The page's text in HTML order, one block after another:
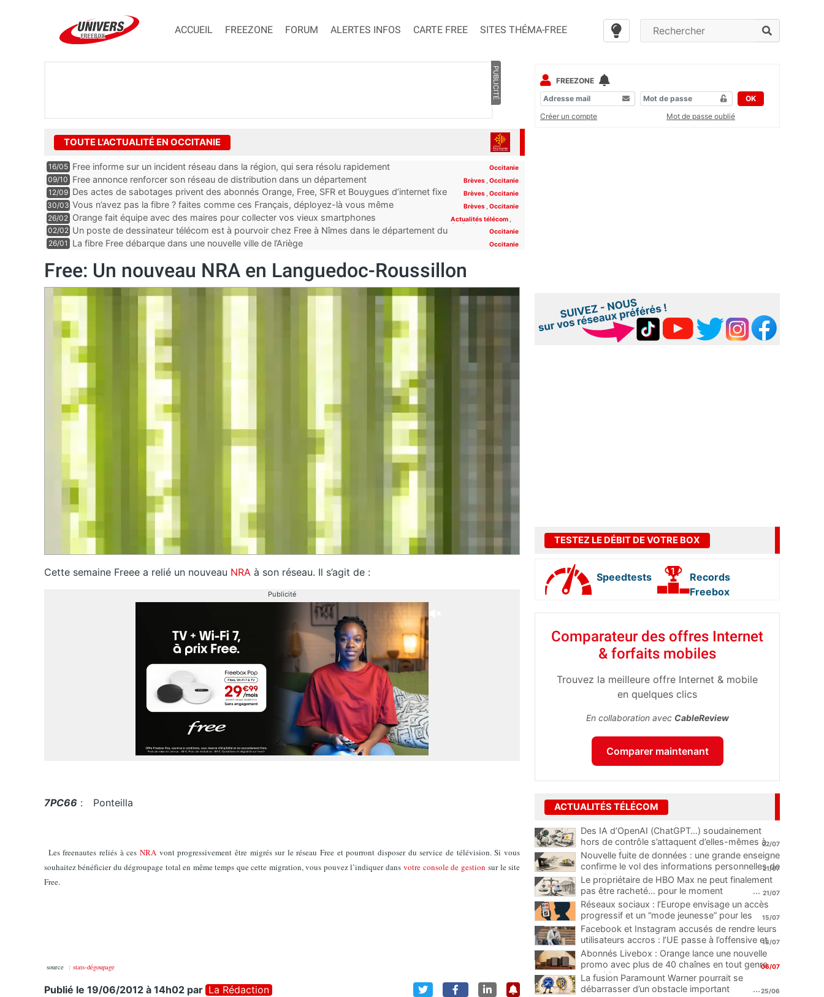
ACCUEIL FREEZONE FORUM ALERTES INFOS CARTE FREE SITES THÉMA-FREE
PUBLICITÉ
TOUTE L'ACTUALITÉ EN OCCITANIE
16/05 Free informe sur un incident réseau dans la région, qui sera résolu rapidement Occitanie
09/10 Free annonce renforcer son réseau de distribution dans un département Brèves Occitanie
12/09 Des actes de sabotages privent des abonnés Orange, Free, SFR et Bouygues d’internet fixe
et mobile, “c’est clairement quelqu’un qui est expert”
Brèves Occitanie
30/03 Vous n’avez pas la fibre ? faites comme ces Français, déployez-là vous même Brèves Occitanie
26/02 Orange fait équipe avec des maires pour collecter vos vieux smartphones Actualités télécom
Occitanie
02/02 Un poste de dessinateur télécom est à pourvoir chez Free à Nîmes dans le département du
Gard
Occitanie
26/01 La fibre Free débarque dans une nouvelle ville de l’Ariège Occitanie
Free: Un nouveau NRA en Languedoc-Roussillon
Cette semaine Freee a relié un nouveau NRA à son réseau. Il s’agit de :
Publicité
7PC66 : Ponteilla
Les freenautes reliés à ces NRA vont progressivement être migrés sur le réseau Free et pourront disposer du service de télévision. Si vous
souhaitez bénéficier du dégroupage total en même temps que cette migration, vous pouvez l’indiquer dansvotre console de gestion sur le site
Free.
source : stats-dégoupage
Publié le 19/06/2012 à 14h02 par La Rédaction
FREEZONE
OK
Créer un compte
Mot de passe oublié
TESTEZ LE DÉBIT DE VOTRE BOX
Speedtests
Records
Freebox
Comparateur des offres Internet
& forfaits mobiles
Trouvez la meilleure offre Internet & mobile
en quelques clics
En collaboration avec CableReview
Comparer maintenant
ACTUALITÉS TÉLÉCOM
Des IA d’OpenAI (ChatGPT…) soudainement
hors de contrôle s’attaquent d’elles-mêmes à
une plateforme
...
22/07
Nouvelle fuite de données : une grande enseigne
confirme le vol des informations personnelles de
ses clients
...
21/07
Le propriétaire de HBO Max ne peut finalement
pas être racheté… pour le moment
... 21/07
Réseaux sociaux : l’Europe envisage un accès
progressif et un “mode jeunesse” pour les
mineurs
...
15/07
Facebook et Instagram accusés de rendre leurs
utilisateurs accros : l’UE passe à l’offensive et
menace d’une amende record
...
13/07
Abonnés Livebox : Orange lance une nouvelle
promo avec plus de 40 chaînes en tout genre
pour 1€
06/07
La fusion Paramount Warner pourrait se
débarrasser d’un obstacle important
...25/06